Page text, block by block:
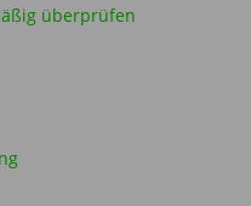
überprüfen